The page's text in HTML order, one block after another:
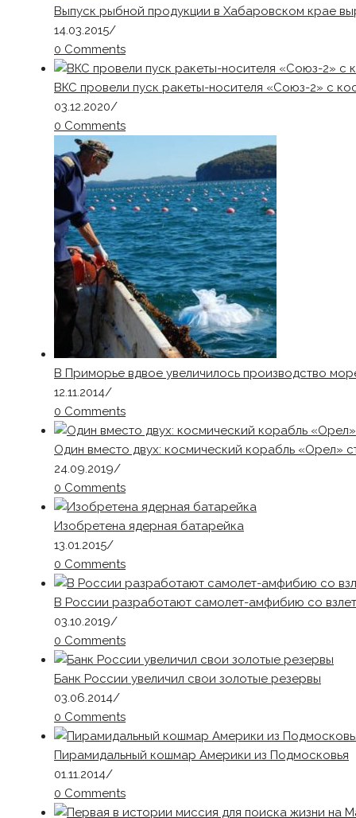
Выпуск рыбной продукции в Хабаровском крае
14.03.2015/
0 Comments
ВКС провели пуск ракеты-носителя «Союз-2» с
03.12.2020/
0 Comments
В Приморье вдвое увеличилось производство
12.11.2014/
0 Comments
Один вместо двух: космический корабль «Орел»
24.09.2019/
0 Comments
Изобретена ядерная батарейка
13.01.2015/
0 Comments
В России разработают самолет-амфибию со
03.10.2019/
0 Comments
Банк России увеличил свои золотые резервы
03.06.2014/
0 Comments
Пирамидальный кошмар Америки из Подмосковья
01.11.2014/
0 Comments